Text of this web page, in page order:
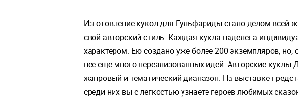
Изготовление кукол для Гульфариды стало делом всей
свой авторский стиль. Каждая кукла наделена
характером. Ею создано уже более 200 экземпляров, но,
нее еще много нереализованных идей. Авторские
жанровый и тематический диапазон. На выставке
среди них вы с легкостью узнаете героев любимых